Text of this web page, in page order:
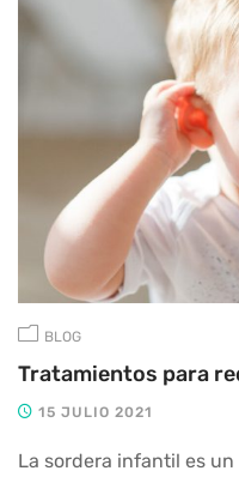
BLOG
Tratamientos para
15 JULIO 2021
La sordera infantil es